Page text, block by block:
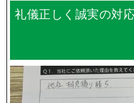
礼儀正しく誠実の対